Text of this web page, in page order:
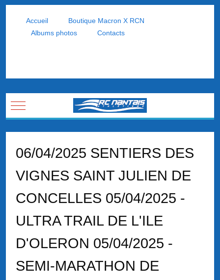
Accueil
Boutique Macron X RCN
Albums photos
Contacts
Mobile Menu Toggle
06/04/2025 SENTIERS DES
VIGNES SAINT JULIEN DE
CONCELLES 05/04/2025 -
ULTRA TRAIL DE L'ILE
D'OLERON 05/04/2025 -
SEMI-MARATHON DE